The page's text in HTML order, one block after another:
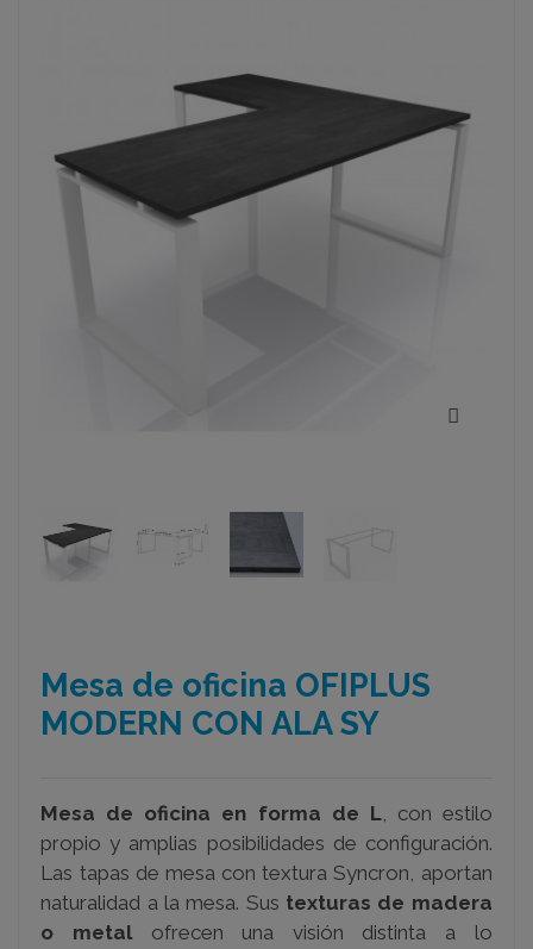
Mesa de oficina OFIPLUS
MODERN CON ALA SY
Mesa de oficina en forma de L, con estilo
propio y amplias posibilidades de configuración.
Las tapas de mesa con textura Syncron, aportan
naturalidad a la mesa. Sus texturas de madera
o metalofrecen una visión distinta a lo